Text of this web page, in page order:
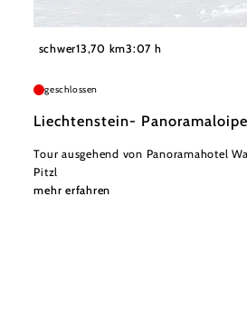
Wiener Alpen in Niederösterreich - Semmering
schwer13,70 km3:07 h
geschlossen
Liechtenstein- Panoramaloipe
Tour ausgehend von Panoramahotel
Pitzl
mehr erfahren